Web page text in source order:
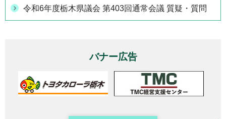
令和6年度栃木県議会 第403回通常会議 質疑・質問
バナー広告